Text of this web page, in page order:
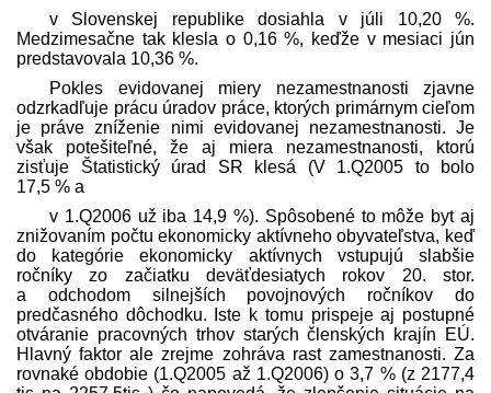
v Slovenskej republike dosiahla v júli 10,20 %.
Medzimesačne tak klesla o 0,16 %, keďže v mesiaci jún
pred­stavovala 10,36 %.
Pokles evidovanej miery nezamestnanosti zjavne
odzrkadľuje prácu úradov práce, ktorých primárnym cieľom
je práve zníženie nimi evidovanej nezamestnanosti. Je
však potešiteľné, že aj miera nezamestnanosti, ktorú
zisťuje Štatistický úrad SR klesá (V 1.Q2005 to bolo
17,5 % a
v 1.Q2006 už iba 14,9 %). Spôsobené to môže byt aj
znižovaním počtu ekonomicky aktívneho obyvateľstva, keď
do kategórie ekonomicky aktívnych vstupujú slabšie
ročníky zo začiatku deväťdesiatych rokov 20. stor.
a odchodom silnejších povojnových ročníkov do
predčasného dôchodku. Iste k tomu prispeje aj postupné
otváranie pracovných trhov starých členských krajín EÚ.
Hlavný faktor ale zrejme zohráva rast zamestnanosti. Za
rovnaké obdobie (1.Q2005 až 1.Q2006) o 3,7 % (z 2177,4